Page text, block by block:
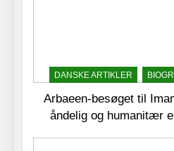
DANSKE ARTIKLER
Arbaeen-besøget til
åndelig og humanitær epik v/